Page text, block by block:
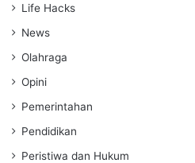
Life Hacks
News
Olahraga
Opini
Pemerintahan
Pendidikan
Peristiwa dan Hukum